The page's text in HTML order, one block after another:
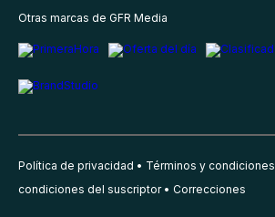
Otras marcas de GFR Media
Política de privacidad Términos y condiciones
condiciones del suscriptor
Correcciones